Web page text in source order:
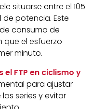
situarse entre el 105
de potencia. Este
consumo de
que el esfuerzo
minuto.
el FTP en ciclismo y
para ajustar
series y evitar